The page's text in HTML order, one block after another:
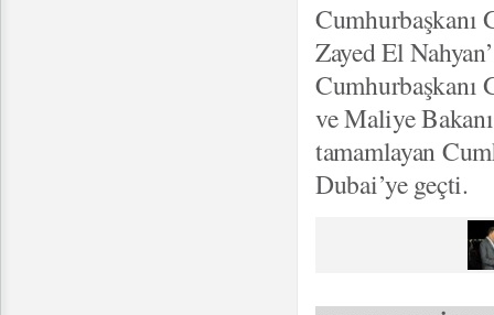
Zayed El
Cumhurbaşkanı
ve Maliye
tamamlayan
Dubai’ye geçti.